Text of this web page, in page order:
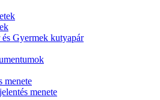
Gyermek kutyapár
menete
menete